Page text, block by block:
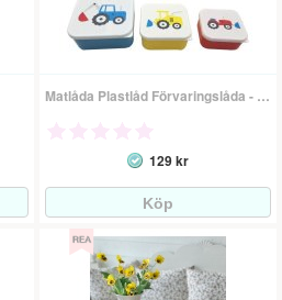
Matlåda Plastlåd Förvaringslåda - Traktorer
129 kr